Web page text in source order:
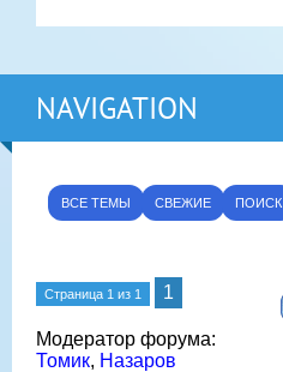
NAVIGATION
ВСЕ ТЕМЫ СВЕЖИЕ ПОИСК
Страница 1 из 1 1
Модератор форума:
Томик, Назаров